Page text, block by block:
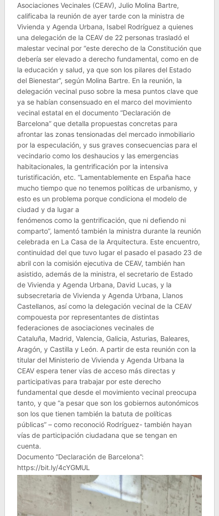
Asociaciones Vecinales (CEAV), Julio Molina Bartre,
calificaba la reunión de ayer tarde con la ministra de
Vivienda y Agenda Urbana, Isabel Rodríguez a quienes
una delegación de la CEAV de 22 personas trasladó el
malestar vecinal por “este derecho de la Constitución que
debería ser elevado a derecho fundamental, como en de
la educación y salud, ya que son los pilares del Estado
del Bienestar”, según Molina Bartre. En la reunión, la
delegación vecinal puso sobre la mesa puntos clave que
ya se habían consensuado en el marco del movimiento
vecinal estatal en el documento “Declaración de
Barcelona” que detalla propuestas concretas para
afrontar las zonas tensionadas del mercado inmobiliario
por la especulación, y sus graves consecuencias para el
vecindario como los deshaucios y las emergencias
habitacionales, la gentrificación por la intensiva
turistificación, etc. “Lamentablemente en España hace
mucho tiempo que no tenemos políticas de urbanismo, y
esto es un problema porque condiciona el modelo de
ciudad y da lugar a
fenómenos como la gentrificación, que ni defiendo ni
comparto”, lamentó también la ministra durante la reunión
celebrada en La Casa de la Arquitectura. Este encuentro,
continuidad del que tuvo lugar el pasado el pasado 23 de
abril con la comisión ejecutiva de CEAV, también han
asistido, además de la ministra, el secretario de Estado
de Vivienda y Agenda Urbana, David Lucas, y la
subsecretaria de Vivienda y Agenda Urbana, Llanos
Castellanos, así como la delegación vecinal de la CEAV
compouesta por representantes de distintas
federaciones de asociaciones vecinales de
Cataluña, Madrid, Valencia, Galicia, Asturias, Baleares,
Aragón, y Castilla y León. A partir de esta reunión con la
titular del Ministerio de Vivienda y Agenda Urbana la
CEAV espera tener vías de acceso más directas y
participativas para trabajar por este derecho
fundamental que desde el movimiento vecinal preocupa
tanto, y que “a pesar que son los gobiernos autonómicos
son los que tienen también la batuta de políticas
públicas” – como reconoció Rodríguez- también hayan
vías de participación ciudadana que se tengan en
cuenta.
Documento “Declaración de Barcelona”:
https://bit.ly/4cYGMUL